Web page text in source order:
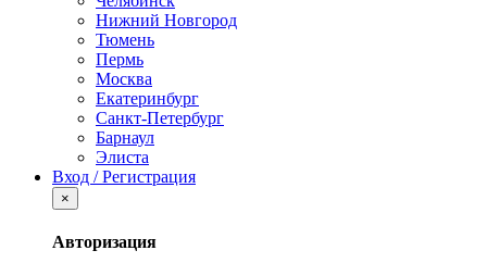
Нижний Новгород
Тюмень
Пермь
Москва
Екатеринбург
Санкт-Петербург
Барнаул
Элиста
Вход / Регистрация
×
Авторизация